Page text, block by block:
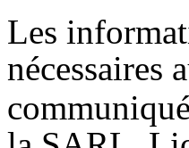
Les
nécessaires